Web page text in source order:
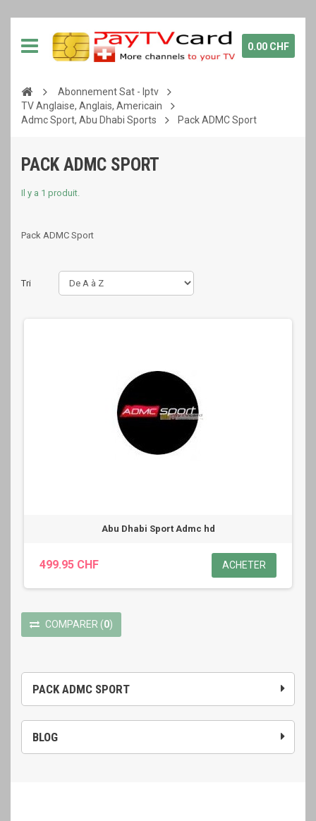
0.00 CHF
Abonnement Sat - Iptv
TV Anglaise, Anglais, Americain
Admc Sport, Abu Dhabi Sports
Pack ADMC Sport
PACK ADMC SPORT
BLOG
PACK ADMC SPORT
Il y a 1 produit.
Pack ADMC Sport
Tri
Abu Dhabi Sport Admc hd
499.95 CHF ACHETER
COMPARER (0)